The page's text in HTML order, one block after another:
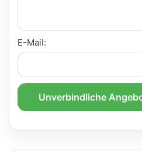
E-Mail:
Unverbindliche